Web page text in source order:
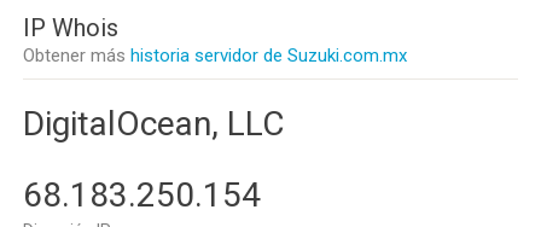
IP Whois
Obtener más historia servidor de Suzuki.com.mx
DigitalOcean, LLC
68.183.250.154